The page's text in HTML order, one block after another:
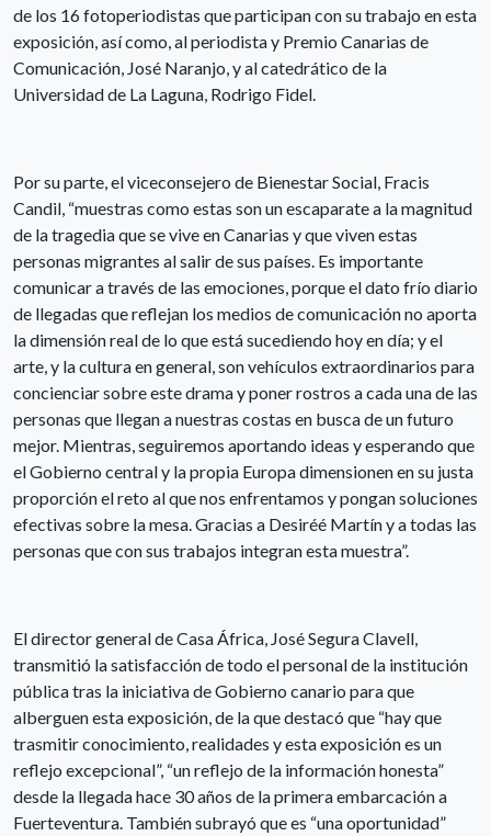
de los 16 fotoperiodistas que participan con su trabajo en esta
exposición, así como, al periodista y Premio Canarias de
Comunicación, José Naranjo, y al catedrático de la
Universidad de La Laguna, Rodrigo Fidel.
Por su parte, el viceconsejero de Bienestar Social, Fracis
Candil, “muestras como estas son un escaparate a la magnitud
de la tragedia que se vive en Canarias y que viven estas
personas migrantes al salir de sus países. Es importante
comunicar a través de las emociones, porque el dato frío diario
de llegadas que reflejan los medios de comunicación no aporta
la dimensión real de lo que está sucediendo hoy en día; y el
arte, y la cultura en general, son vehículos extraordinarios para
concienciar sobre este drama y poner rostros a cada una de las
personas que llegan a nuestras costas en busca de un futuro
mejor. Mientras, seguiremos aportando ideas y esperando que
el Gobierno central y la propia Europa dimensionen en su justa
proporción el reto al que nos enfrentamos y pongan soluciones
efectivas sobre la mesa. Gracias a Desiréé Martín y a todas las
personas que con sus trabajos integran esta muestra”.
El director general de Casa África, José Segura Clavell,
transmitió la satisfacción de todo el personal de la institución
pública tras la iniciativa de Gobierno canario para que
alberguen esta exposición, de la que destacó que “hay que
trasmitir conocimiento, realidades y esta exposición es un
reflejo excepcional”, “un reflejo de la información honesta”
desde la llegada hace 30 años de la primera embarcación a
Fuerteventura. También subrayó que es “una oportunidad”